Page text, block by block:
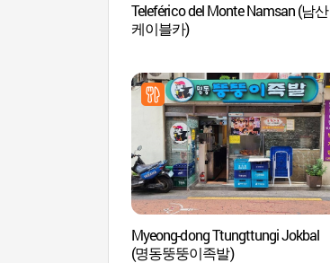
Teleférico del Monte Namsan (남산
케이블카)
Myeong-dong Ttungttungi Jokbal
(명동뚱뚱이족발)